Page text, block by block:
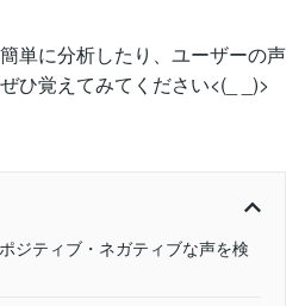
単に分析したり、ユーザーの声
ひ覚えてみてください<(_ _)>
ジティブ・ネガティブな声を検